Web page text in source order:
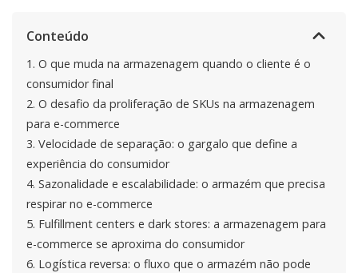
Conteúdo
1. O que muda na armazenagem quando o cliente é o
consumidor final
2. O desafio da proliferação de SKUs na armazenagem
para e-commerce
3. Velocidade de separação: o gargalo que define a
experiência do consumidor
4. Sazonalidade e escalabilidade: o armazém que precisa
respirar no e-commerce
5. Fulfillment centers e dark stores: a armazenagem para
e-commerce se aproxima do consumidor
6. Logística reversa: o fluxo que o armazém não pode